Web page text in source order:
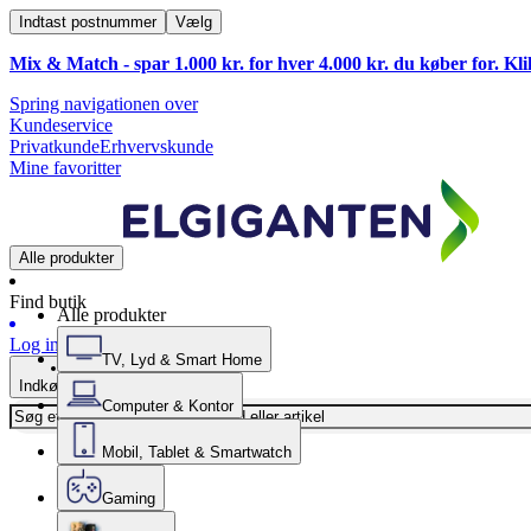
Indtast postnummer Vælg
Mix & Match - spar 1.000 kr. for hver 4.000 kr. du køber for.
Spring navigationen over
Kundeservice
PrivatkundeErhvervskunde
Mine favoritter
Alle produkter
Find butik
Log ind
Indkøbskurv
Alle produkter
TV, Lyd & Smart Home
Computer & Kontor
Mobil, Tablet & Smartwatch
Gaming